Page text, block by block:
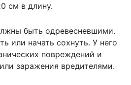
см в длину.
быть одревесневшими.
или начать сохнуть. У него
повреждений и
заражения вредителями.